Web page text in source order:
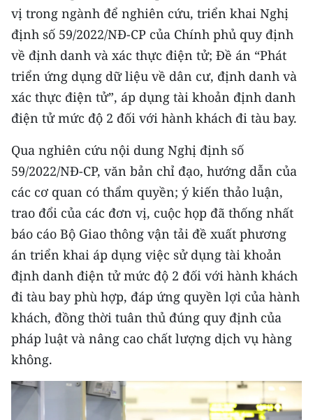
CHƯƠNG TRÌNH OCOP - MỖI XÃ
MỘT SẢN PHẨM
RADIO
MEDIA CENTER
Video
Media Chính trị
Media Kinh tế
Media Văn hóa
Media Xã hội
Media Pháp luật
Media Du lịch
Media Thế giới
Media Thể thao
vị trong ngành để nghiên cứu, triển khai Nghị
định số 59/2022/NĐ-CP của Chính phủ quy định
về định danh và xác thực điện tử; Đề án “Phát
triển ứng dụng dữ liệu về dân cư, định danh và
xác thực điện tử”, áp dụng tài khoản định danh
điện tử mức độ 2 đối với hành khách đi tàu bay.
Qua nghiên cứu nội dung Nghị định số
59/2022/NĐ-CP, văn bản chỉ đạo, hướng dẫn của
các cơ quan có thẩm quyền; ý kiến thảo luận,
trao đổi của các đơn vị, cuộc họp đã thống nhất
báo cáo Bộ Giao thông vận tải đề xuất phương
án triển khai áp dụng việc sử dụng tài khoản
định danh điện tử mức độ 2 đối với hành khách
đi tàu bay phù hợp, đáp ứng quyền lợi của hành
khách, đồng thời tuân thủ đúng quy định của
pháp luật và nâng cao chất lượng dịch vụ hàng
không.